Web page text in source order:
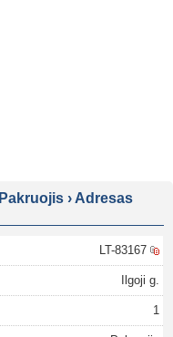
Pakruojis › Adresas
LT-83167
Ilgoji g.
1